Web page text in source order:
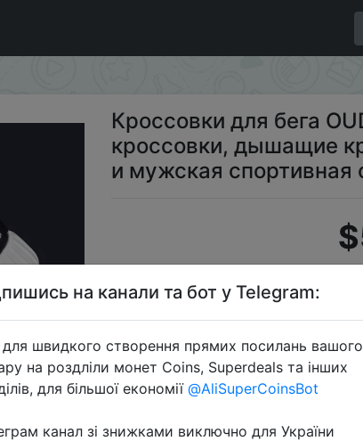
кроссовки, дышащие кроссовки, уличная
Кроссовки для бега
кроссовки, дышащие
и мужская спортивная
на канали та бот у Telegram:
швидкого створення прямих посилань вашого
на роздліли монет Coins, Superdeals та інших
для більшої економії @AliSuperCoinsBot
канал зі знижками виключно для України